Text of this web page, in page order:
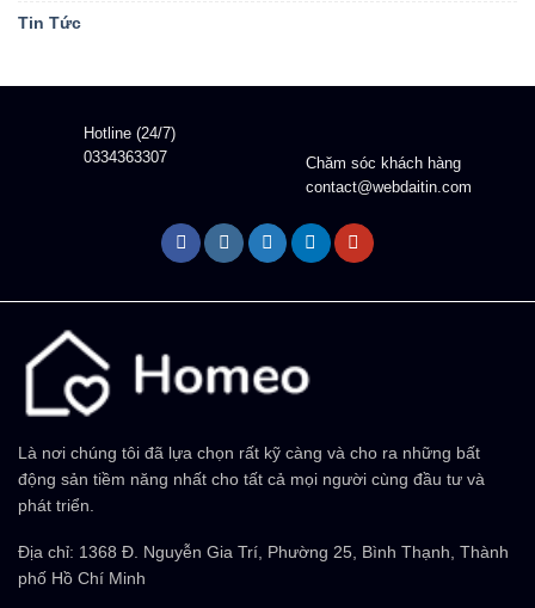
Tin Tức
Hotline (24/7)
0334363307
Chăm sóc khách hàng
contact@webdaitin.com
Là nơi chúng tôi đã lựa chọn rất kỹ càng và cho ra những bất
động sản tiềm năng nhất cho tất cả mọi người cùng đầu tư và
phát triển.
Địa chỉ: 1368 Đ. Nguyễn Gia Trí, Phường 25, Bình Thạnh, Thành
phố Hồ Chí Minh